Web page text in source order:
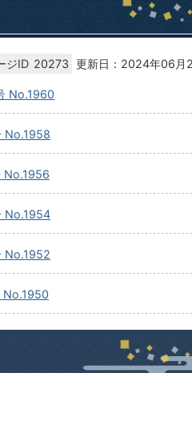
ジID 20273 更新日：2024年06月
No.1960
No.1958
No.1956
No.1954
No.1952
No.1950